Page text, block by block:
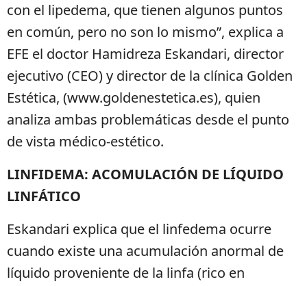
con el lipedema, que tienen algunos puntos
en común, pero no son lo mismo”, explica a
EFE el doctor Hamidreza Eskandari, director
ejecutivo (CEO) y director de la clínica Golden
Estética, (www.goldenestetica.es), quien
analiza ambas problemáticas desde el punto
de vista médico-estético.
LINFIDEMA: ACOMULACIÓN DE LÍQUIDO
LINFÁTICO
Eskandari explica que el linfedema ocurre
cuando existe una acumulación anormal de
líquido proveniente de la linfa (rico en